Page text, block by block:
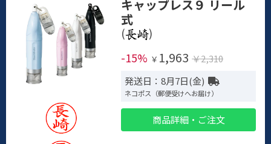
キャップレス９ リール
式
(
)
-15% ￥ 1,963 ￥2,310
発送日：8月7日(金)
ネコポス（郵便受けへお届け）
商品詳細・ご注文